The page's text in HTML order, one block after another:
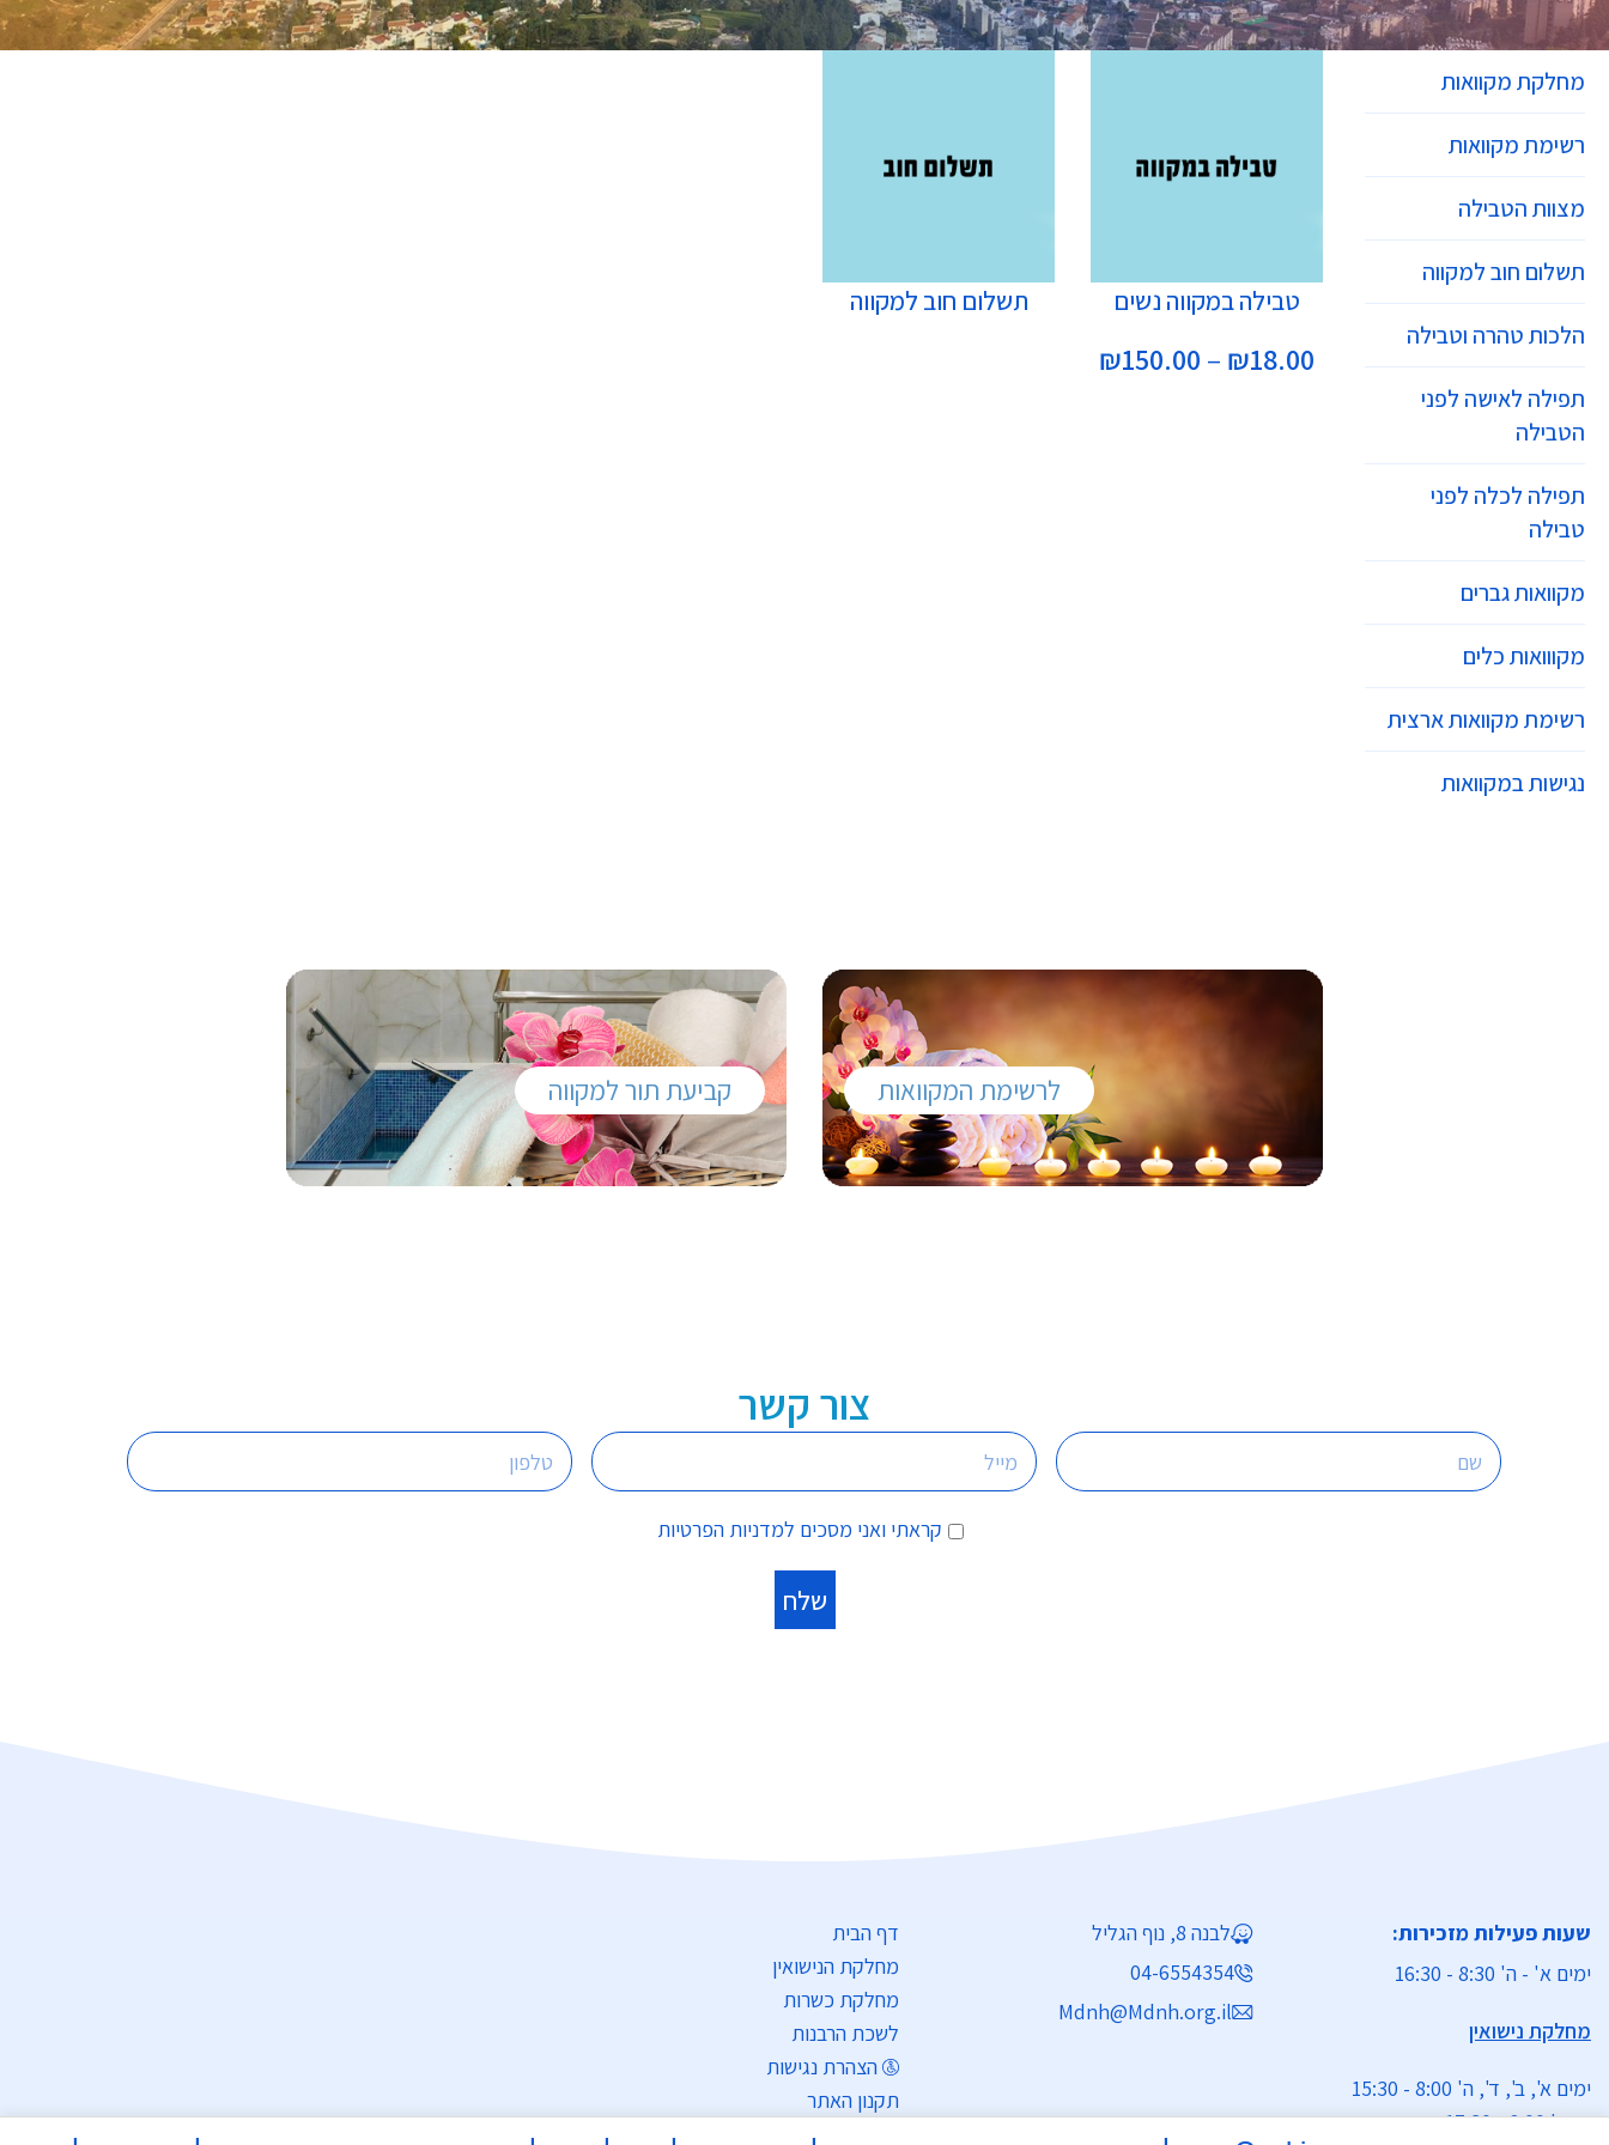
מחלקת מקוואות
רשימת מקוואות
מצוות הטבילה
תשלום חוב למקווה
הלכות טהרה וטבילה
תפילה לאישה לפני
הטבילה
תפילה לכלה לפני
טבילה
מקוואות גברים
מקווואות כלים
רשימת מקוואות ארצית
נגישות במקוואות
בחר אפשרויות
טבילה במקווה נשים
₪18.00
–
₪150.00
מידע נוסף
תשלום חוב למקווה
לרשימת המקוואות קביעת תור למקווה
צור קשר
קראתי ואני מסכים למדניות הפרטיות
דף הבית
מחלקת הנישואין
מחלקת כשרות
לשכת הרבנות
הצהרת נגישות
תקנון האתר
מדיניות פרטיות
לבנה 8, נוף הגליל
04-6554354
Mdnh@Mdnh.org.il
שעות פעילות מזכירות:
ימים א' - ה' 8:30 - 16:30
מחלקת נישואין
ימים א', ב', ד', ה' 8:00 - 15:30
יום ג' 8:00 - 17:30 רצוף